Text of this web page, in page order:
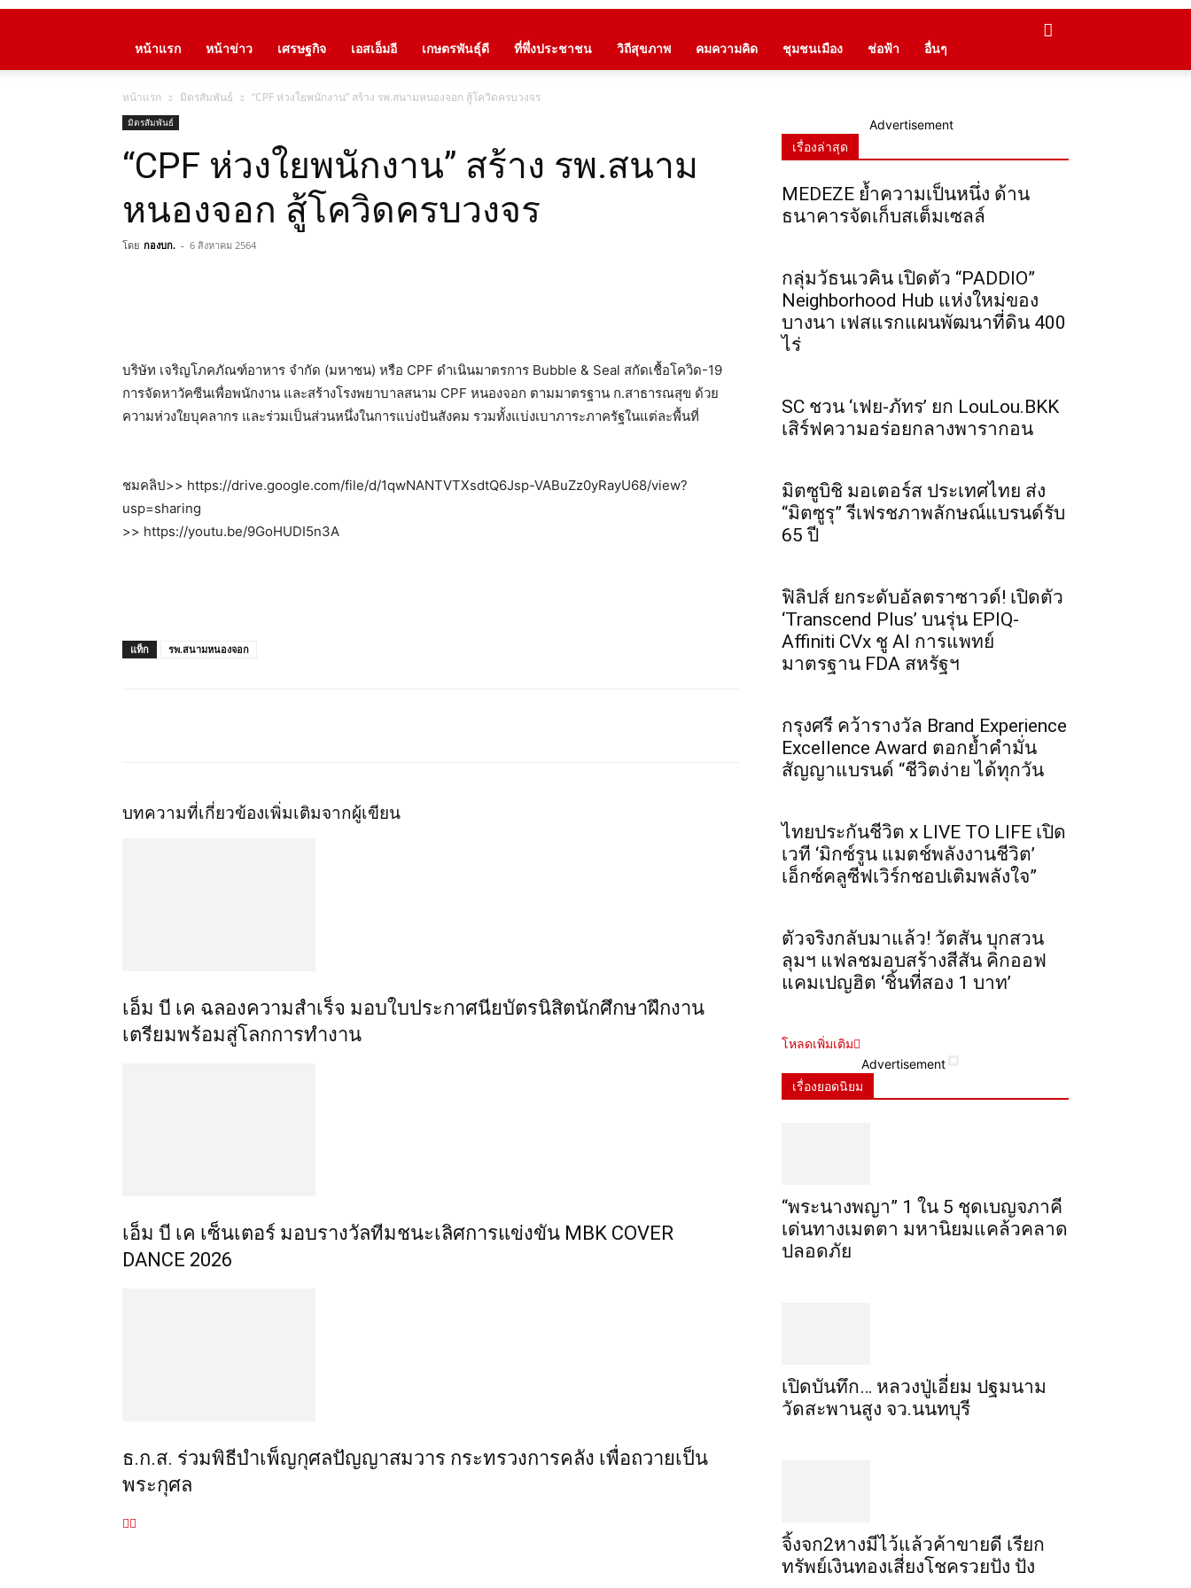
หน้าแรก หน้าข่าว เศรษฐกิจ เอสเอ็มอี เกษตรพันธุ์ดี ที่พึ่งประชาชน วิถีสุขภาพ คมความคิด ชุมชนเมือง ช่อฟ้า อื่นๆ
หน้าแรก มิตรสัมพันธ์ “CPF ห่วงใยพนักงาน” สร้าง รพ.สนามหนองจอก สู้โควิดครบวงจร
มิตรสัมพันธ์
“CPF ห่วงใยพนักงาน” สร้าง รพ.สนาม
หนองจอก สู้โควิดครบวงจร
โดย กองบก. - 6 สิงหาคม 2564
บริษัท เจริญโภคภัณฑ์อาหาร จำกัด (มหาชน) หรือ CPF ดำเนินมาตรการ Bubble & Seal สกัดเชื้อโควิด-19
การจัดหาวัคซีนเพื่อพนักงาน และสร้างโรงพยาบาลสนาม CPF หนองจอก ตามมาตรฐาน ก.สาธารณสุข ด้วย
ความห่วงใยบุคลากร และร่วมเป็นส่วนหนึ่งในการแบ่งปันสังคม รวมทั้งแบ่งเบาภาระภาครัฐในแต่ละพื้นที่
ชมคลิป>> https://drive.google.com/file/d/1qwNANTVTXsdtQ6Jsp-VABuZz0yRayU68/view?
usp=sharing
>> https://youtu.be/9GoHUDI5n3A
แท็ก รพ.สนามหนองจอก
บทความที่เกี่ยวข้องเพิ่มเติมจากผู้เขียน
เอ็ม บี เค ฉลองความสำเร็จ มอบใบประกาศนียบัตรนิสิตนักศึกษาฝึกงาน
เตรียมพร้อมสู่โลกการทำงาน
เอ็ม บี เค เซ็นเตอร์ มอบรางวัลทีมชนะเลิศการแข่งขัน MBK COVER
DANCE 2026
ธ.ก.ส. ร่วมพิธีบำเพ็ญกุศลปัญญาสมวาร กระทรวงการคลัง เพื่อถวายเป็น
พระกุศล
Advertisement
เรื่องล่าสุด
MEDEZE ย้ำความเป็นหนึ่ง ด้าน
ธนาคารจัดเก็บสเต็มเซลล์
กลุ่มวัธนเวคิน เปิดตัว “PADDIO”
Neighborhood Hub แห่งใหม่ของ
บางนา เฟสแรกแผนพัฒนาที่ดิน 400
ไร่
SC ชวน ‘เฟย-ภัทร’ ยก LouLou.BKK
เสิร์ฟความอร่อยกลางพารากอน
มิตซูบิชิ มอเตอร์ส ประเทศไทย ส่ง
“มิตซูรุ” รีเฟรชภาพลักษณ์แบรนด์รับ
65 ปี
ฟิลิปส์ ยกระดับอัลตราซาวด์! เปิดตัว
‘Transcend Plus’ บนรุ่น EPIQ-
Affiniti CVx ชู AI การแพทย์
มาตรฐาน FDA สหรัฐฯ
กรุงศรี คว้ารางวัล Brand Experience
Excellence Award ตอกย้ำคำมั่น
สัญญาแบรนด์ “ชีวิตง่าย ได้ทุกวัน
ไทยประกันชีวิต x LIVE TO LIFE เปิด
เวที ‘มิกซ์รูน แมตช์พลังงานชีวิต’
เอ็กซ์คลูซีฟเวิร์กชอปเติมพลังใจ”
ตัวจริงกลับมาแล้ว! วัตสัน บุกสวน
ลุมฯ แฟลชมอบสร้างสีสัน คิกออฟ
แคมเปญฮิต ‘ชิ้นที่สอง 1 บาท’
โหลดเพิ่มเติม
Advertisement
เรื่องยอดนิยม
“พระ​นาง​พญา” 1 ใน 5​ ชุดเบญจ​ภาคี​
เด่นทางเมตตา​ มหา​นิยม​แคล้วคลาด​
ปลอดภัย​
เปิดบันทึก… หลวงปู่เอี่ยม ​ปฐม​นาม​
วัดสะพานสูง​ จว.นนทบุรี
จิ้งจก​2​หาง​มีไว้แล้ว​ค้าขาย​ดี​ เรียก​
ทรัพย์เงินทอง​เสี่ยงโชค​รวยปัง​ ปัง​